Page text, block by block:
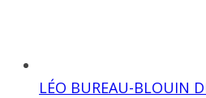
LÉO BUREAU-BLOUIN